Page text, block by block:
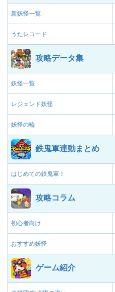
新妖怪一覧
うたレコード
攻略データ集
妖怪一覧
レジェンド妖怪
妖怪の輪
鉄鬼軍連動まとめ
はじめての鉄鬼軍！
攻略コラム
初心者向け
おすすめ妖怪
ゲーム紹介